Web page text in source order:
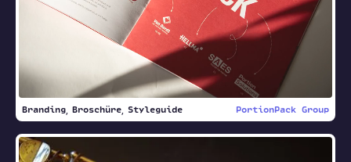
Branding Broschüre Styleguide PortionPack Group